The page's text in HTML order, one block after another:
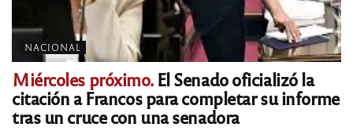
NACIONAL
Miércoles próximo.El Senado oficializó la
citación a Francos para completar su informe
tras un cruce con una senadora